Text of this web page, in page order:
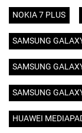
NOKIA 7 PLUS
SAMSUNG
SAMSUNG
SAMSUNG
HUAWEI